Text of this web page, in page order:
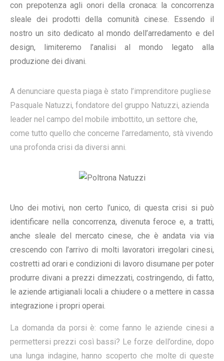
con prepotenza agli onori della cronaca: la concorrenza
sleale dei prodotti della comunità cinese. Essendo il
nostro un sito dedicato al mondo dell’arredamento e del
design, limiteremo l’analisi al mondo legato alla
produzione dei divani.
A denunciare questa piaga è stato l’imprenditore pugliese
Pasquale Natuzzi, fondatore del gruppo Natuzzi, azienda
leader nel campo del mobile imbottito, un settore che,
come tutto quello che concerne l’arredamento, stà vivendo
una profonda crisi da diversi anni.
Uno dei motivi, non certo l’unico, di questa crisi si può
identificare nella concorrenza, divenuta feroce e, a tratti,
anche sleale del mercato cinese, che è andata via via
crescendo con l’arrivo di molti lavoratori irregolari cinesi,
costretti ad orari e condizioni di lavoro disumane per poter
produrre divani a prezzi dimezzati, costringendo, di fatto,
le aziende artigianali locali a chiudere o a mettere in cassa
integrazione i propri operai.
La domanda da porsi è: come fanno le aziende cinesi a
permettersi prezzi così bassi? Le forze dell’ordine, dopo
una lunga indagine, hanno scoperto che molte di queste